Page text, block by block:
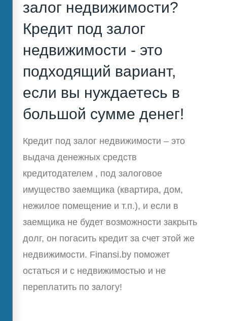
залог недвижимости?
Кредит под залог
недвижимости - это
подходящий вариант,
если вы нуждаетесь в
большой сумме денег!
Кредит под залог недвижимости – это
выдача денежных средств
кредитодателем , под залоговое
имущество заемщика (квартира, дом,
нежилое помещение и т.п.), и если в
заемщика не будет возможности закрыть
долг, он погасить кредит за счет этой же
недвижимости. Finansi.by поможет
остаться и с недвижимостью и не
переплатить по залогу!